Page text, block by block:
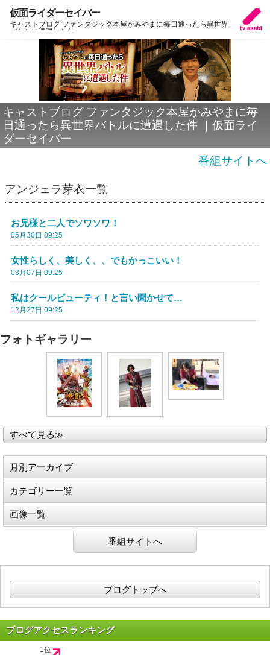
仮面ライダーセイバー
キャストブログ ファンタジック本屋かみやまに毎日通ったら異世界
バトルに遭遇した件
キャストブログ ファンタジック本屋かみやまに毎
日通ったら異世界バトルに遭遇した件 ｜仮面ライ
ダーセイバー
番組サイトへ
アンジェラ芽衣一覧
お兄様と二人でソワソワ！
05月30日 09:25
女性らしく、美しく、、でもかっこいい！
03月07日 09:25
私はクールビューティ！と言い聞かせて…
12月27日 09:25
フォトギャラリー
すべて見る≫
月別アーカイブ
カテゴリー一覧
画像一覧
番組サイトへ
ブログトップへ
ブログアクセスランキング
1位